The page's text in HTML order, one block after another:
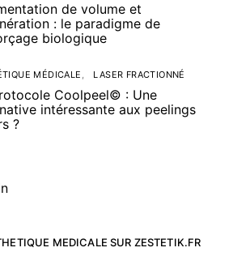
de volume et
: le paradigme de
biologique
MÉDICALE LASER FRACTIONNÉ
Coolpeel© : Une
intéressante aux peelings
?
MEDICALE SUR ZESTETIK.FR